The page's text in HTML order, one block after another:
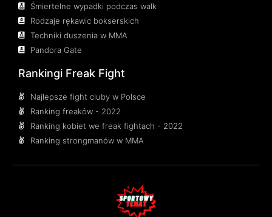
Śmiertelne wypadki podczas walk
Rodzaje rękawic bokserskich
Techniki duszenia w MMA
Pandora Gate
Rankingi Freak Fight
Najlepsze fight cluby w Polsce
Ranking freaków - 2022
Ranking kobiet we freak fightach - 2022
Ranking strongmanów w MMA